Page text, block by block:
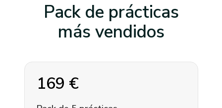
Pack de prácticas
más vendidos
169 €